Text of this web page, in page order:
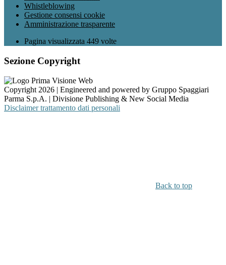
Whistleblowing
Gestione consensi cookie
Amministrazione trasparente
Pagina visualizzata 449 volte
Sezione Copyright
Copyright 2026 | Engineered and powered by Gruppo Spaggiari
Parma S.p.A. | Divisione Publishing & New Social Media
Disclaimer trattamento dati personali
Back to top